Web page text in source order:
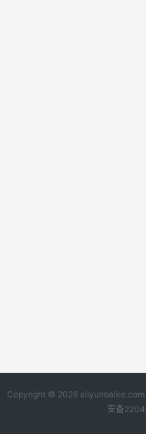
Copyright © 2026 aliyunbaike.com
安备